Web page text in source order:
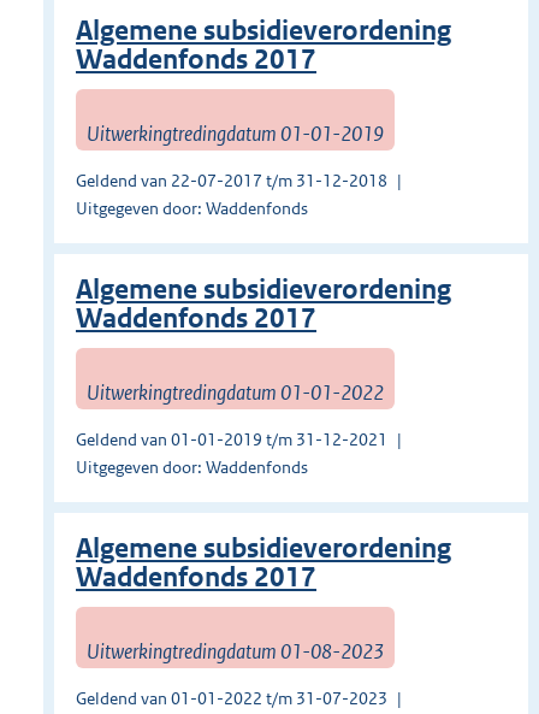
Algemene subsidieverordening
Waddenfonds 2017
Uitwerkingtredingdatum 01-01-2019
Geldend van 22-07-2017 t/m 31-12-2018
Uitgegeven door: Waddenfonds
Algemene subsidieverordening
Waddenfonds 2017
Uitwerkingtredingdatum 01-01-2022
Geldend van 01-01-2019 t/m 31-12-2021
Uitgegeven door: Waddenfonds
Algemene subsidieverordening
Waddenfonds 2017
Uitwerkingtredingdatum 01-08-2023
Geldend van 01-01-2022 t/m 31-07-2023